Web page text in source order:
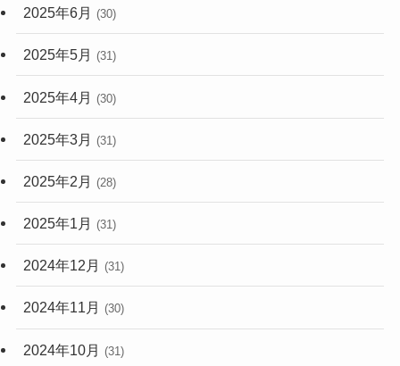
2025年6月 (30)
2025年5月 (31)
2025年4月 (30)
2025年3月 (31)
2025年2月 (28)
2025年1月 (31)
2024年12月 (31)
2024年11月 (30)
2024年10月 (31)